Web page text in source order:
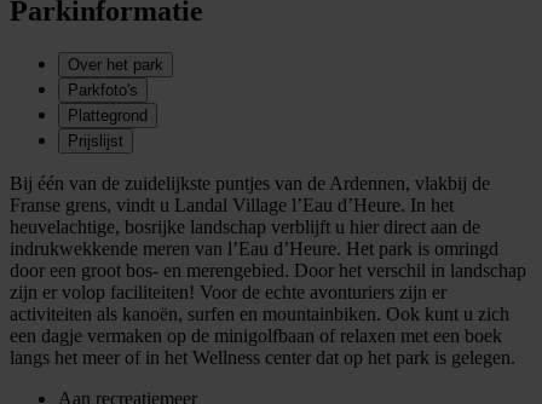
Parkinformatie
Over het park
Parkfoto's
Plattegrond
Prijslijst
Bij één van de zuidelijkste puntjes van de Ardennen, vlakbij de
Franse grens, vindt u Landal Village l’Eau d’Heure. In het
heuvelachtige, bosrijke landschap verblijft u hier direct aan de
indrukwekkende meren van l’Eau d’Heure. Het park is omringd
door een groot bos- en merengebied. Door het verschil in landschap
zijn er volop faciliteiten! Voor de echte avonturiers zijn er
activiteiten als kanoën, surfen en mountainbiken. Ook kunt u zich
een dagje vermaken op de minigolfbaan of relaxen met een boek
langs het meer of in het Wellness center dat op het park is gelegen.
Aan recreatiemeer